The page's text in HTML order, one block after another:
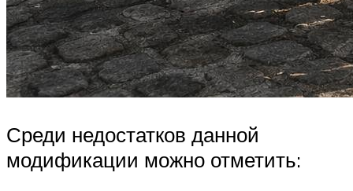
Среди недостатков данной
модификации можно отметить: